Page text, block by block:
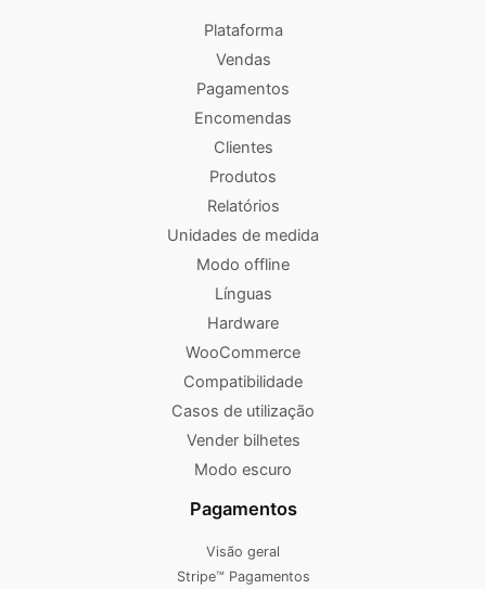
Plataforma
Vendas
Pagamentos
Encomendas
Clientes
Produtos
Relatórios
Unidades de medida
Modo offline
Línguas
Hardware
WooCommerce
Compatibilidade
Casos de utilização
Vender bilhetes
Modo escuro
Pagamentos
Visão geral
Stripe™ Pagamentos